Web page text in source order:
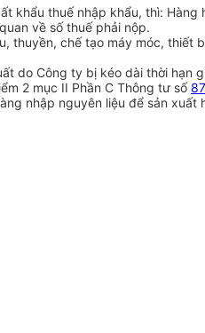
khẩu thuế nhập khẩu, thì:
về số thuế phải nộp.
chế tạo máy móc, thiết
do Công ty bị kéo dài thời hạn
2 mục II Phần C Thông tư số
nhập nguyên liệu để sản